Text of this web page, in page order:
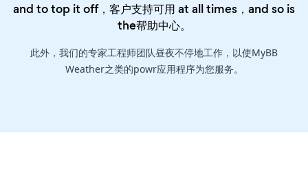
and to top it off，客户支持可用 at all times，and so is
the帮助中心。
此外，我们的专家工程师团队昼夜不停地工作，以使MyBB
Weather之类的powr应用程序为您服务。